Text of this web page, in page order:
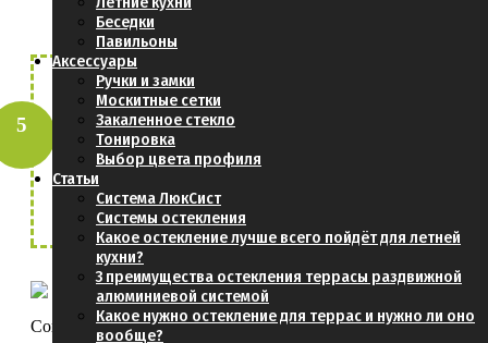
Беседки
Павильоны
Аксессуары
Ручки и замки
Москитные сетки
Закаленное стекло
Тонировка
Выбор цвета профиля
Статьи
Система ЛюкСист
Системы остекления
Какое остекление лучше всего пойдёт для летней
кухни?
3 преимущества остекления террасы раздвижной
алюминиевой системой
Какое нужно остекление для террас и нужно ли оно
вообще?
Для продвинутых, получить
стоимость профиля и комплектующих (без
стекла)
Согласовать чертежи и проект Вашей